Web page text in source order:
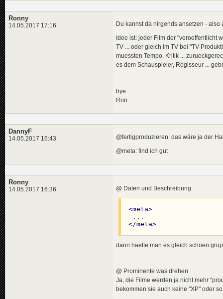
Ronny
14.05.2017 17:16 Du kannst da nirgends ansetzen -
Idee ist: jeder Film der "veroeffentlicht
TV ... oder gleich im TV bei "TV-
muessten Tempo, Kritik ...
es dem Schauspieler, Regisseur ...
bye
Ron
DannyF
14.05.2017 16:43 @fertigproduzieren: das wäre ja der
@meta: find ich gut
Ronny
14.05.2017 16:36 @ Daten und Beschreibung
<meta>
</meta>
dann haette man es gleich schoen
@ Prominente was drehen
Ja, die Filme werden ja nicht mehr
bekommen sie auch keine "XP" oder